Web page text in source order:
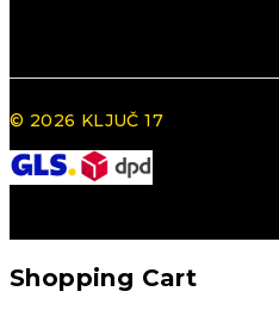
© 2026 KLJUČ 17
Shopping Cart